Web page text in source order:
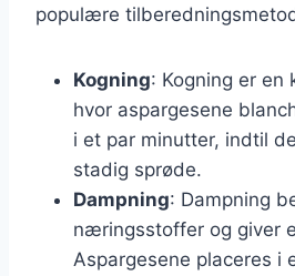
populære
Kogning: Kogning er en
hvor aspargesene
i et par minutter, indtil
stadig sprøde.
Dampning: Dampning
næringsstoffer og giver
Aspargesene placeres i